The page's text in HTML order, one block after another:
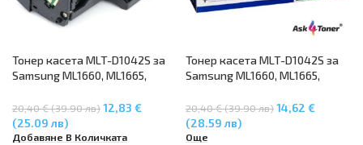
Тонер касета MLT-D1042S за
Samsung ML1660, ML1665,
Samsung SCX-3200, SCX-3205
20,40 € (39.90 лв)12,83 €
(25.09 лв)
Добавяне В Количката
Тонер касета MLT-D1042S за
Samsung ML1660, ML1665,
Samsung SCX-3200, SCX-3205
20,40 € (39.90 лв)14,62 €
(28.59 лв)
Още